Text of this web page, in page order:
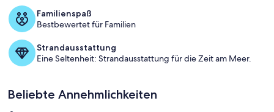
Familienspaß
Bestbewertet für Familien
Strandausstattung
Eine Seltenheit: Strandausstattung für die Zeit am Meer.
Beliebte Annehmlichkeiten